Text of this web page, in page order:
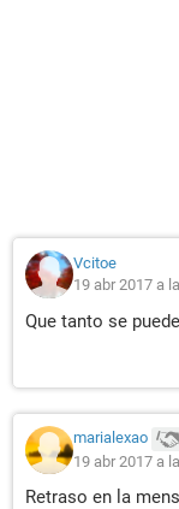
Vcitoe
19 abr 2017 a
Que tanto se
marialexao
19 abr 2017 a
Retraso en la